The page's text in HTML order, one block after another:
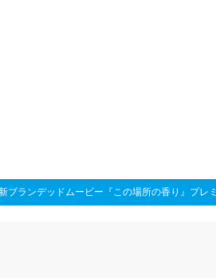
ブランデッドムービー『この場所の香り』プレ